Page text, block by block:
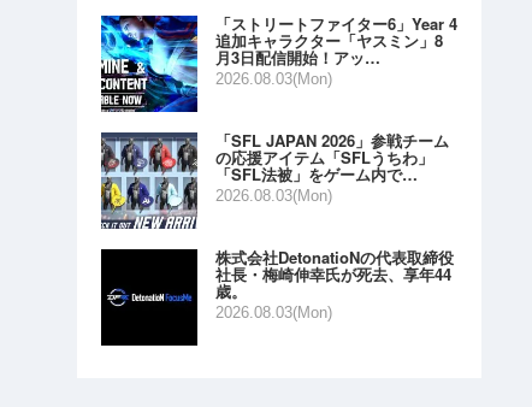
「ストリートファイター6」Year 4
追加キャラクター「ヤスミン」8
月3日配信開始！アッ…
2026.08.03(Mon)
「SFL JAPAN 2026」参戦チーム
の応援アイテム「SFLうちわ」
「SFL法被」をゲーム内で…
2026.08.03(Mon)
株式会社DetonatioNの代表取締役
社長・梅崎伸幸氏が死去、享年44
歳。
2026.08.03(Mon)